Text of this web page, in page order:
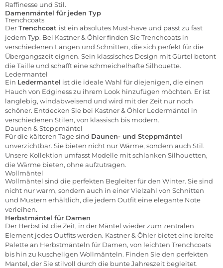
Raffinesse und Stil.
Damenmäntel für jeden Typ
Trenchcoats
DerTrenchcoat ist ein absolutes Must-have und passt zu fast
jedem Typ. Bei Kastner & Öhler finden Sie Trenchcoats in
verschiedenen Längen und Schnitten, die sich perfekt für die
Übergangszeit eignen. Sein klassisches Design mit Gürtel betont
die Taille und schafft eine schmeichelhafte Silhouette.
Ledermantel
Ein Ledermantel ist die ideale Wahl für diejenigen, die einen
Hauch von Edginess zu ihrem Look hinzufügen möchten. Er ist
langlebig, windabweisend und wird mit der Zeit nur noch
schöner. Entdecken Sie bei Kastner & Öhler Ledermäntel in
verschiedenen Stilen, von klassisch bis modern.
Daunen & Steppmäntel
Für die kälteren Tage sind Daunen- und Steppmäntel
unverzichtbar. Sie bieten nicht nur Wärme, sondern auch Stil.
Unsere Kollektion umfasst Modelle mit schlanken Silhouetten,
die Wärme bieten, ohne aufzutragen.
Wollmäntel
Wollmäntel sind die perfekten Begleiter für den Winter. Sie sind
nicht nur warm, sondern auch in einer Vielzahl von Schnitten
und Mustern erhältlich, die jedem Outfit eine elegante Note
verleihen.
Herbstmäntel für Damen
Der Herbst ist die Zeit, in der Mäntel wieder zum zentralen
Element jedes Outfits werden. Kastner & Öhler bietet eine breite
Palette an Herbstmänteln für Damen, von leichten Trenchcoats
bis hin zu kuscheligen Wollmänteln. Finden Sie den perfekten
Mantel, der Sie stilvoll durch die bunte Jahreszeit begleitet.